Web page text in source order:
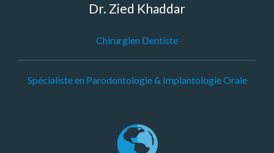
Dr. Zied Khaddar
Chirurgien Dentiste
Spécialiste en Parodontologie & Implantologie Orale